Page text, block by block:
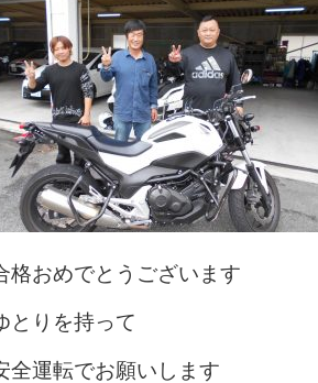
格おめでとうございます
とりを持って
全運転でお願いします